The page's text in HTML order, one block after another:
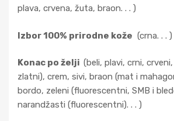
plava, crvena, žuta, braon. . . )
Izbor 100% prirodne kože (crna. . . )
Konac po želji (beli, plavi, crni,
zlatni), crem, sivi, braon (mat i
bordo, zeleni (fluorescentni, SMB i
narandžasti (fluorescentni). . . )